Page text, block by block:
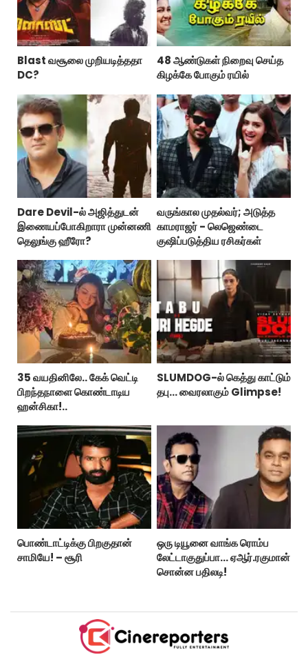
Blast வசூலை முறியடித்ததா
DC?
48 ஆண்டுகள் நிறைவு செய்த
கிழக்கே போகும் ரயில்
Dare Devil-ல் அஜித்துடன்
இணையப்போகிறாரா முன்னணி
தெலுங்கு ஹீரோ?
வருங்கால முதல்வர்; அடுத்த
காமராஜர் - லெஜெண்டை
குஷிப்படுத்திய ரசிகர்கள்
35 வயதினிலே.. கேக் வெட்டி
பிறந்தநாளை கொண்டாடிய
ஹன்சிகா!..
SLUMDOG-ல் கெத்து காட்டும்
தபு... வைரலாகும் Glimpse!
பொண்டாட்டிக்கு பிறகுதான்
சாமியே! – சூரி
ஒரு டியூனை வாங்க ரொம்ப
லேட்டாகுதுப்பா... ஏஆர்.ரகுமான்
சொன்ன பதிலடி!